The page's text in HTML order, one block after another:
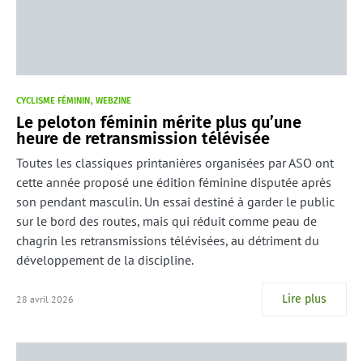
CYCLISME FÉMININ WEBZINE
Le peloton féminin mérite plus qu’une
heure de retransmission télévisée
Toutes les classiques printanières organisées par ASO ont
cette année proposé une édition féminine disputée après
son pendant masculin. Un essai destiné à garder le public
sur le bord des routes, mais qui réduit comme peau de
chagrin les retransmissions télévisées, au détriment du
développement de la discipline.
28 avril 2026 Lire plus